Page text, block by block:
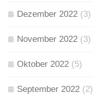
Dezember 2022 (3)
November 2022 (3)
Oktober 2022 (5)
September 2022 (2)